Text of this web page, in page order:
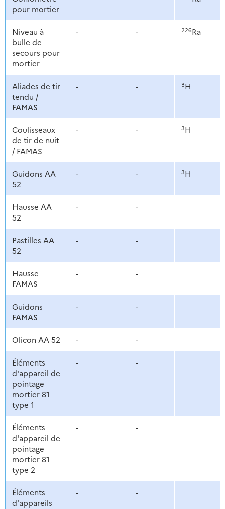
pour mortier
Niveau à
bulle de
secours pour
mortier
- - 226Ra
Aliades de tir
tendu /
FAMAS
- - 3H
Coulisseaux
de tir de nuit
/ FAMAS
- - 3H
Guidons AA
52
- - 3H
Hausse AA
52
- -
Pastilles AA
52
- -
Hausse
FAMAS
- -
Guidons
FAMAS
- -
Olicon AA 52 - -
Éléments
d'appareil de
pointage
mortier 81
type 1
- -
Éléments
d'appareil de
pointage
mortier 81
type 2
- -
Éléments
d'appareils
- -